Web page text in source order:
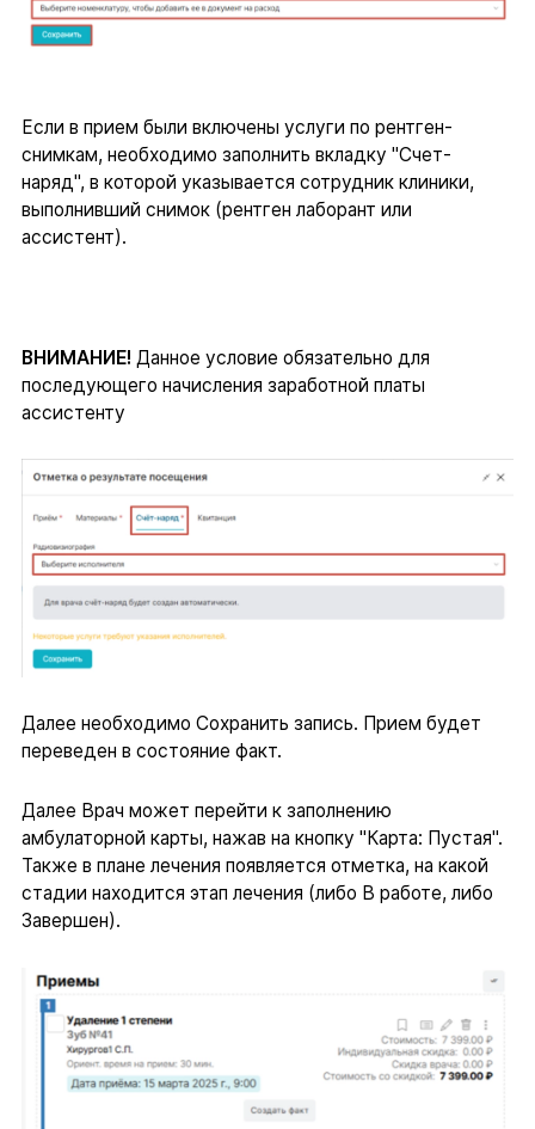
Если в прием были включены услуги по рентген-
снимкам, необходимо заполнить вкладку "Счет-
наряд", в которой указывается сотрудник клиники,
выполнивший снимок (рентген лаборант или
ассистент).
ВНИМАНИЕ! Данное условие обязательно для
последующего начисления заработной платы
ассистенту
Далее необходимо Сохранить запись. Прием будет
переведен в состояние факт.
Далее Врач может перейти к заполнению
амбулаторной карты, нажав на кнопку "Карта: Пустая".
Также в плане лечения появляется отметка, на какой
стадии находится этап лечения (либо В работе, либо
Завершен).